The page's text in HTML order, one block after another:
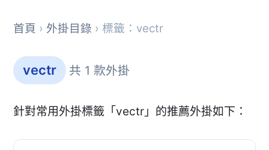
首頁 › 外掛目錄 › 標籤：vectr
vectr 共 1 款外掛
針對常用外掛標籤「vectr」的推薦外掛如下：